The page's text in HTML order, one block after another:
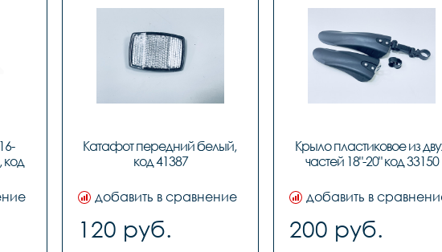
код
Катафот передний белый,
код 41387
добавить в сравнение
120 руб.
Крыло пластиковое из
частей 18"-20" код 33150
добавить в
200 руб.